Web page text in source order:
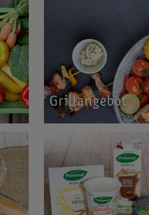
Grill­an­ge­bot